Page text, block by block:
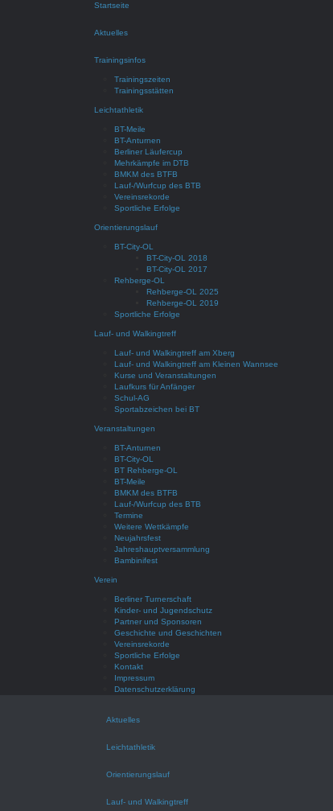
Startseite
Aktuelles
Trainingsinfos
Trainingszeiten
Trainingsstätten
Leichtathletik
BT-Meile
BT-Anturnen
Berliner Läufercup
Mehrkämpfe im DTB
BMKM des BTFB
Lauf-/Wurfcup des BTB
Vereinsrekorde
Sportliche Erfolge
Orientierungslauf
BT-City-OL
BT-City-OL 2018
BT-City-OL 2017
Rehberge-OL
Rehberge-OL 2025
Rehberge-OL 2019
Sportliche Erfolge
Lauf- und Walkingtreff
Lauf- und Walkingtreff am Xberg
Lauf- und Walkingtreff am Kleinen Wannsee
Kurse und Veranstaltungen
Laufkurs für Anfänger
Schul-AG
Sportabzeichen bei BT
Veranstaltungen
BT-Anturnen
BT-City-OL
BT Rehberge-OL
BT-Meile
BMKM des BTFB
Lauf-/Wurfcup des BTB
Termine
Weitere Wettkämpfe
Neujahrsfest
Jahreshauptversammlung
Bambinifest
Verein
Berliner Turnerschaft
Kinder- und Jugendschutz
Partner und Sponsoren
Geschichte und Geschichten
Vereinsrekorde
Sportliche Erfolge
Kontakt
Impressum
Datenschutzerklärung
Aktuelles
Leichtathletik
Orientierungslauf
Lauf- und Walkingtreff